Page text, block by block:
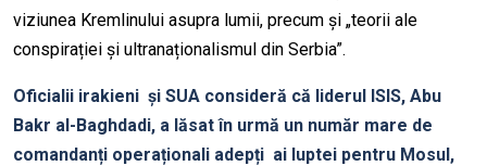
viziunea Kremlinului asupra lumii, precum și „teorii ale
conspirației și ultranaționalismul din Serbia”.
Oficialii irakieni și SUA consideră că liderul ISIS, Abu
Bakr al-Baghdadi, a lăsat în urmă un număr mare de
comandanți operaționali adepți ai luptei pentru Mosul,